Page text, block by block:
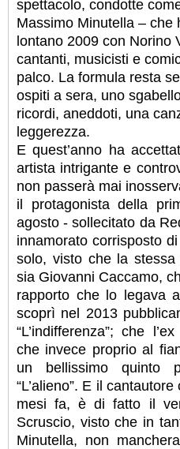
spettacolo, condotte
Massimo Minutella – che
lontano 2009 con Norino
cantanti, musicisti e
palco. La formula resta
ospiti a sera, uno
ricordi, aneddoti, una
leggerezza.
E quest’anno ha
artista intrigante e
non passerà mai
il protagonista della
agosto - sollecitato da
innamorato corrisposto
solo, visto che la
sia Giovanni Caccamo,
rapporto che lo legava
scoprì nel 2013
“L’indifferenza”; che
che invece proprio al
un bellissimo quinto
“L’alieno”. E il
mesi fa, è di fatto il
Scruscio, visto che in
Minutella, non